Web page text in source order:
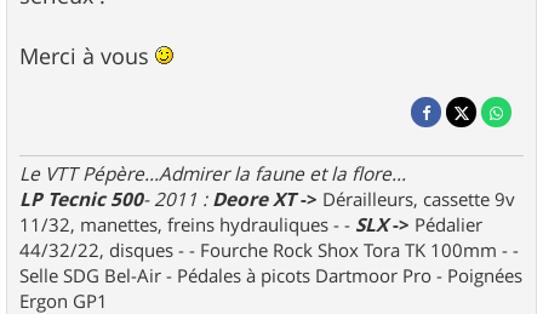
Merci à vous
Le VTT Pépère...Admirer la faune et la flore...
LP Tecnic 500- 2011 : Deore XT-> Dérailleurs, cassette 9v
11/32, manettes, freins hydrauliques - - SLX-> Pédalier
44/32/22, disques - - Fourche Rock Shox Tora TK 100mm - -
Selle SDG Bel-Air - Pédales à picots Dartmoor Pro - Poignées
Ergon GP1